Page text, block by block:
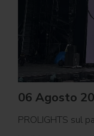
06 Agosto
PROLIGHTS sul